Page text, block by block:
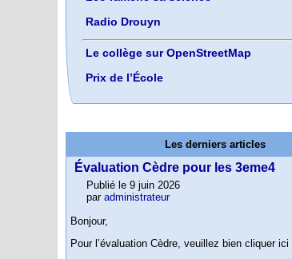
Radio Drouyn
Le collège sur OpenStreetMap
Prix de l’École
Les derniers articles
Évaluation Cèdre pour les 3eme4
Publié le 9 juin 2026
par administrateur
Bonjour,
Pour l’évaluation Cèdre, veuillez bien cliquer ici